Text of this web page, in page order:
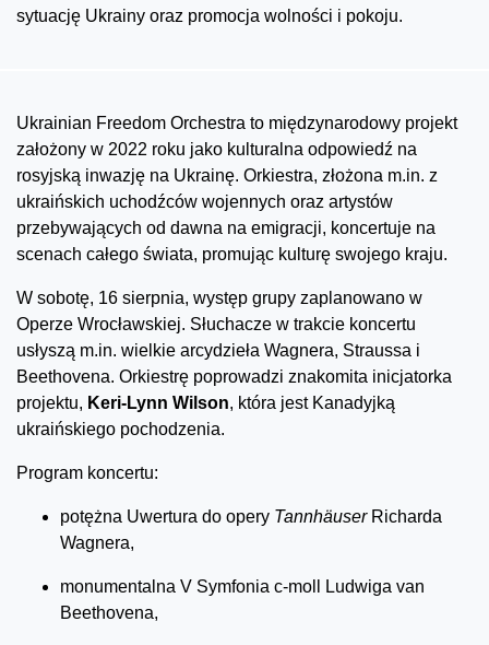
sytuację Ukrainy oraz promocja wolności i pokoju.
Ukrainian Freedom Orchestra to międzynarodowy projekt
założony w 2022 roku jako kulturalna odpowiedź na
rosyjską inwazję na Ukrainę. Orkiestra, złożona m.in. z
ukraińskich uchodźców wojennych oraz artystów
przebywających od dawna na emigracji, koncertuje na
scenach całego świata, promując kulturę swojego kraju.
W sobotę, 16 sierpnia, występ grupy zaplanowano w
Operze Wrocławskiej. Słuchacze w trakcie koncertu
usłyszą m.in. wielkie arcydzieła Wagnera, Straussa i
Beethovena. Orkiestrę poprowadzi znakomita inicjatorka
projektu, Keri-Lynn Wilson, która jest Kanadyjką
ukraińskiego pochodzenia.
Program koncertu:
potężna Uwertura do opery TannhäuserRicharda
Wagnera,
monumentalna V Symfonia c-moll Ludwiga van
Beethovena,